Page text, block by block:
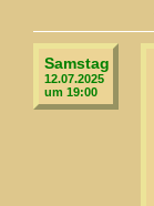
Samstag
12.07.2025
um 19:00